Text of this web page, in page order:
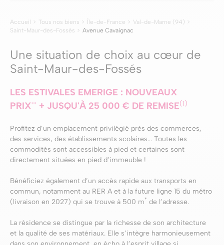
Accueil Tous nos biens Île-de-France
Val-de-Marne (94)
Saint-Maur-des-Fossés
Avenue Cavaignac
Une situation de choix au cœur de
Saint-Maur-des-Fossés
LES ESTIVALES EMERIGE : NOUVEAUX
PRIX** + JUSQU'À 25 000 € DE REMISE(1)
Profitez d’un emplacement privilégié près des commerces,
des services, des établissements scolaires... Toutes les
commodités sont accessibles à pied et certaines sont
directement situées en pied d’immeuble !
Bénéficiez également d’un accès rapide aux transports en
commun, notamment au RER A et à la future ligne 15 du métro
(livraison en 2027) qui se trouve à 500 m* de l’adresse.
La résidence se distingue par la richesse de son architecture
et la qualité de ses matériaux. Elle s’intègre harmonieusement